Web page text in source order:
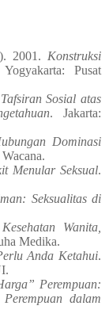
2001. Konstruksi
Pusat
Tafsiran Sosial atas
. Jakarta:
Dominasi
Menular Seksual.
Seksualitas di
Kesehatan Wanita,
Medika.
Anda Ketahui.
Perempuan:
dalam